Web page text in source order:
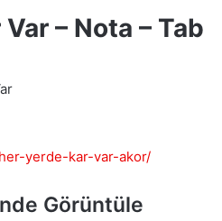
– Nota – Tab
yerde-kar-var-akor/
Görüntüle